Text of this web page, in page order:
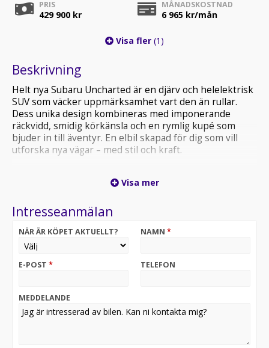
PRIS
429 900 kr
MÅNADSKOSTNAD
6 965 kr/mån
Visa fler (1)
Beskrivning
Helt nya Subaru Uncharted är en djärv och helelektrisk
SUV som väcker uppmärksamhet vart den än rullar.
Dess unika design kombineras med imponerande
räckvidd, smidig körkänsla och en rymlig kupé som
bjuder in till äventyr. En elbil skapad för dig som vill
utforska nya vägar – med stil och kraft.
Visa mer
Intresseanmälan
NÄR ÄR KÖPET AKTUELLT? NAMN *
E-POST * TELEFON
MEDDELANDE